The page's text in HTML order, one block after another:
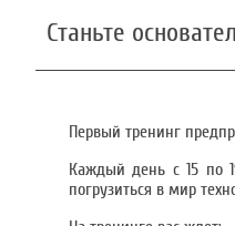
Станьте
Первый тренинг
Каждый день с 15 по
погрузиться в мир